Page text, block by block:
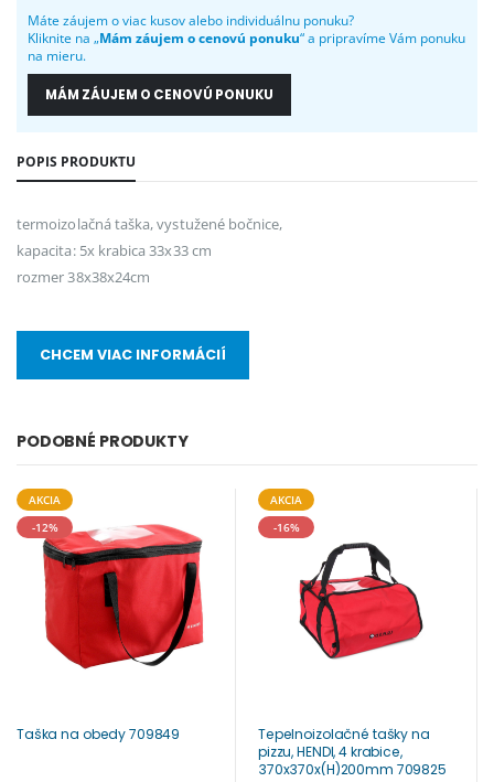
Máte záujem o viac kusov alebo individuálnu ponuku?
Kliknite na „Mám záujem o cenovú ponuku“ a pripravíme Vám ponuku
na mieru.
MÁM ZÁUJEM O CENOVÚ PONUKU
POPIS PRODUKTU
termoizolačná taška, vystužené bočnice,
kapacita: 5x krabica 33x33 cm
rozmer 38x38x24cm
CHCEM VIAC INFORMÁCIÍ
PODOBNÉ PRODUKTY
AKCIA
-12%
Taška na obedy 709849
AKCIA
-16%
Tepelnoizolačné tašky na
pizzu, HENDI, 4 krabice,
370x370x(H)200mm 709825